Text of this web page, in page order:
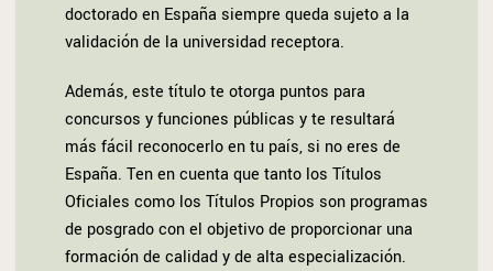
doctorado en España siempre queda sujeto a la
validación de la universidad receptora.
Además, este título te otorga puntos para
concursos y funciones públicas y te resultará
más fácil reconocerlo en tu país, si no eres de
España. Ten en cuenta que tanto los Títulos
Oficiales como los Títulos Propios son programas
de posgrado con el objetivo de proporcionar una
formación de calidad y de alta especialización.